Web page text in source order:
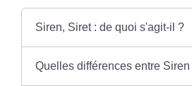
Siren, Siret : de quoi s'agit-il ?
Quelles différences entre